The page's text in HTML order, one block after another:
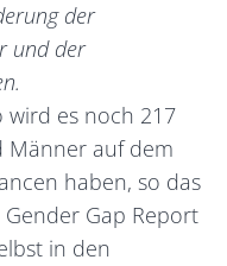
der
und der
wird es noch 217
Männer auf dem
haben, so das
Gap Report
in den